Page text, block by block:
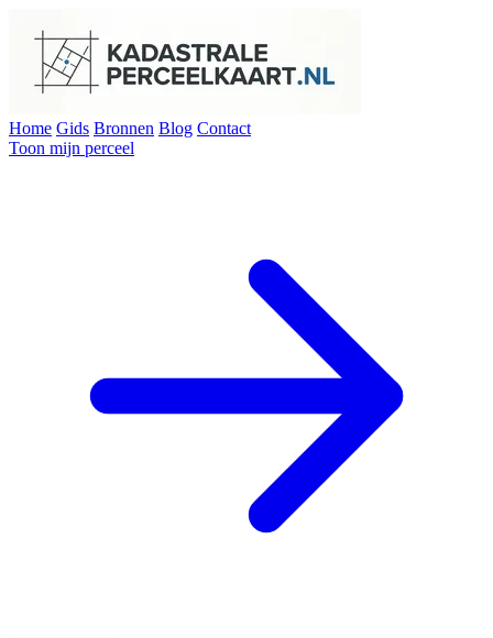
Home Gids Bronnen Blog Contact
Toon mijn perceel